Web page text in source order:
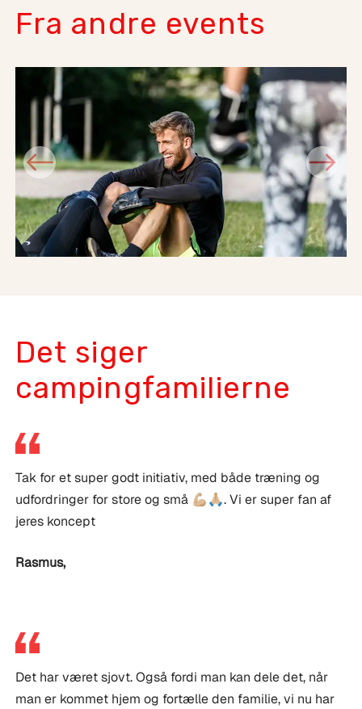
Fra andre events
Previous Next
Det siger
campingfamilierne
Tak for et super godt initiativ, med både træning og
udfordringer for store og små 💪🏼🙏🏼. Vi er super fan af
jeres koncept
Rasmus,
Det har været sjovt. Også fordi man kan dele det, når
man er kommet hjem og fortælle den familie, vi nu har